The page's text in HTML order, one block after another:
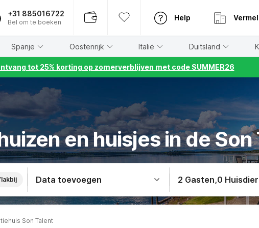
+31 885016722
Bel om te boeken
Help
Spanje Oostenrijk Italië Duitsland
tot 25% korting op zomerverblijven met code SUMMER26
en huisjes in de Son
Data toevoegen 2 Gasten,0
Son Talent